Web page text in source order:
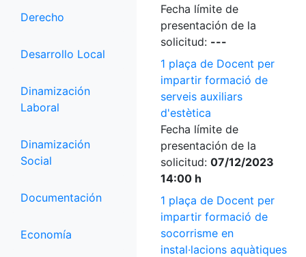
Derecho
Desarrollo Local
Dinamización
Laboral
Dinamización
Social
Documentación
Economía
Fecha límite de
presentación de la
solicitud: ---
1 plaça de Docent per
impartir formació de
serveis auxiliars
d'estètica
Fecha límite de
presentación de la
solicitud: 07/12/2023
14:00 h
1 plaça de Docent per
impartir formació de
socorrisme en
instal·lacions aquàtiques